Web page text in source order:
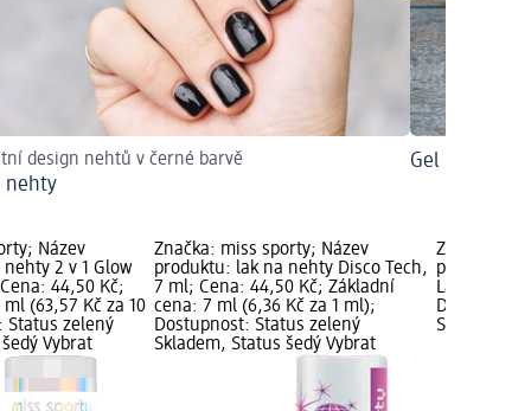
design nehtů v černé barvě
nehty
Gel laky na
Název
2 v 1 Glow
44,50 Kč;
(63,57 Kč za 10
Status zelený
Vybrat
Značka: miss sporty; Název
produktu: lak na nehty Disco Tech,
7 ml; Cena: 44,50 Kč; Základní
cena: 7 ml (6,36 Kč za 1 ml);
Dostupnost: Status zelený
Skladem, Status šedý Vybrat
Značka:
produktu:
Last 207, 7
Skladem,